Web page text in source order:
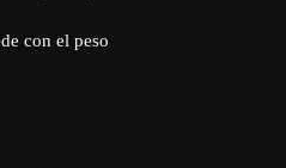
con el peso